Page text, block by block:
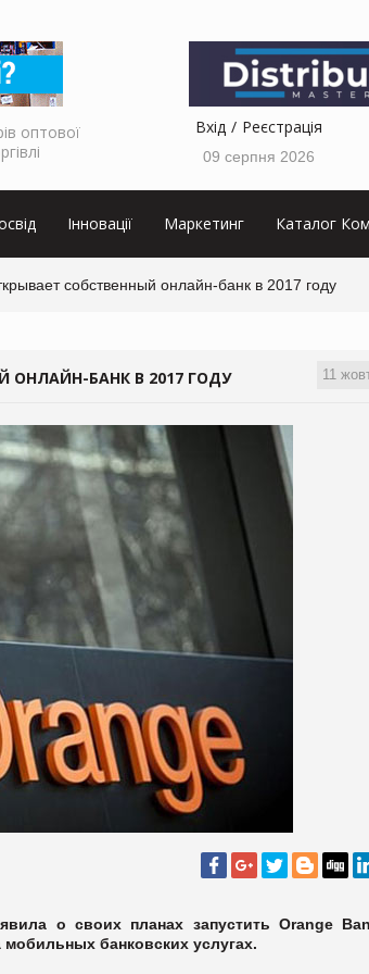
оптової
Вхід Реєстрація
09 серпня 2026
Інновації Маркетинг Каталог
собственный онлайн-банк в 2017 году
11
ОНЛАЙН-БАНК В 2017 ГОДУ
о своих планах запустить Orange
банковских услугах.